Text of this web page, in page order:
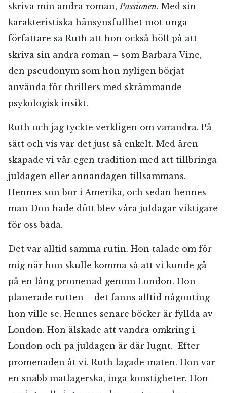
skriva min andra roman, Passionen. Med sin
karakteristiska hänsynsfullhet mot unga
författare sa Ruth att hon också höll på att
skriva sin andra roman – som Barbara Vine,
den pseudonym som hon nyligen börjat
använda för thrillers med skrämmande
psykologisk insikt.
Ruth och jag tyckte verkligen om varandra. På
sätt och vis var det just så enkelt. Med åren
skapade vi vår egen tradition med att tillbringa
juldagen eller annandagen tillsammans.
Hennes son bor i Amerika, och sedan hennes
man Don hade dött blev våra juldagar viktigare
för oss båda.
Det var alltid samma rutin. Hon talade om för
mig när hon skulle komma så att vi kunde gå
på en lång promenad genom London. Hon
planerade rutten – det fanns alltid någonting
hon ville se. Hennes senare böcker är fyllda av
London. Hon älskade att vandra omkring i
London och på juldagen är där lugnt. Efter
promenaden åt vi. Ruth lagade maten. Hon var
en snabb matlagerska, inga konstigheter. Hon